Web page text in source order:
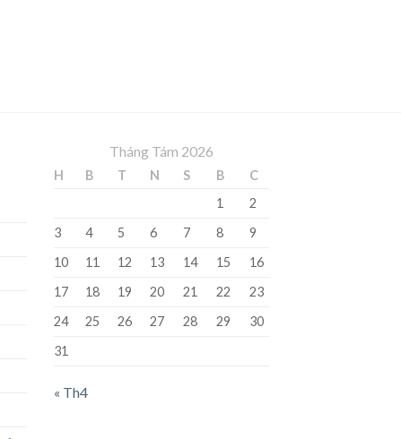
Tháng Tám 2026
H B T N S B
C
1
2
3
4 5 6 7 8
9
10
11 12 13 14 15
16
17
18 19 20 21 22
23
24
25 26 27 28 29
30
31
« Th4